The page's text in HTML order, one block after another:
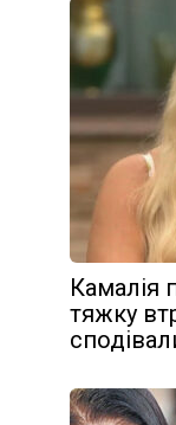
Камалія
тяжку